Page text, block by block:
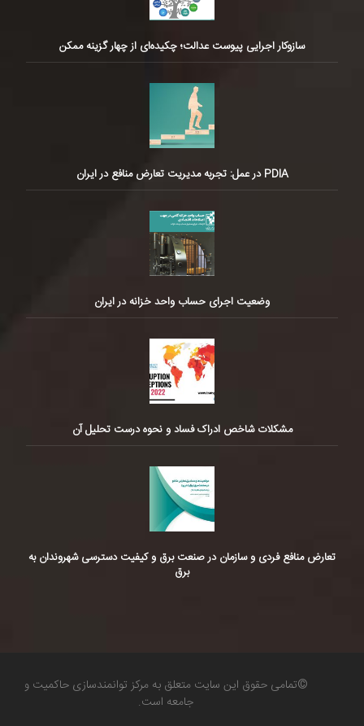
سازوکار اجرایی پیوست عدالت؛ چکیده‌ای از چهار گزینه ممکن
PDIA در عمل: تجربه مدیریت تعارض منافع در ایران
وضعیت اجرای حساب واحد خزانه در ایران
مشکلات شاخص ادراک فساد و نحوه درست تحلیل آن
تعارض منافع فردی و سازمان در صنعت برق و کیفیت دسترسی شهروندان به
برق
©تمامی حقوق این سایت متعلق به مرکز توانمندسازی حاکمیت و
جامعه است.